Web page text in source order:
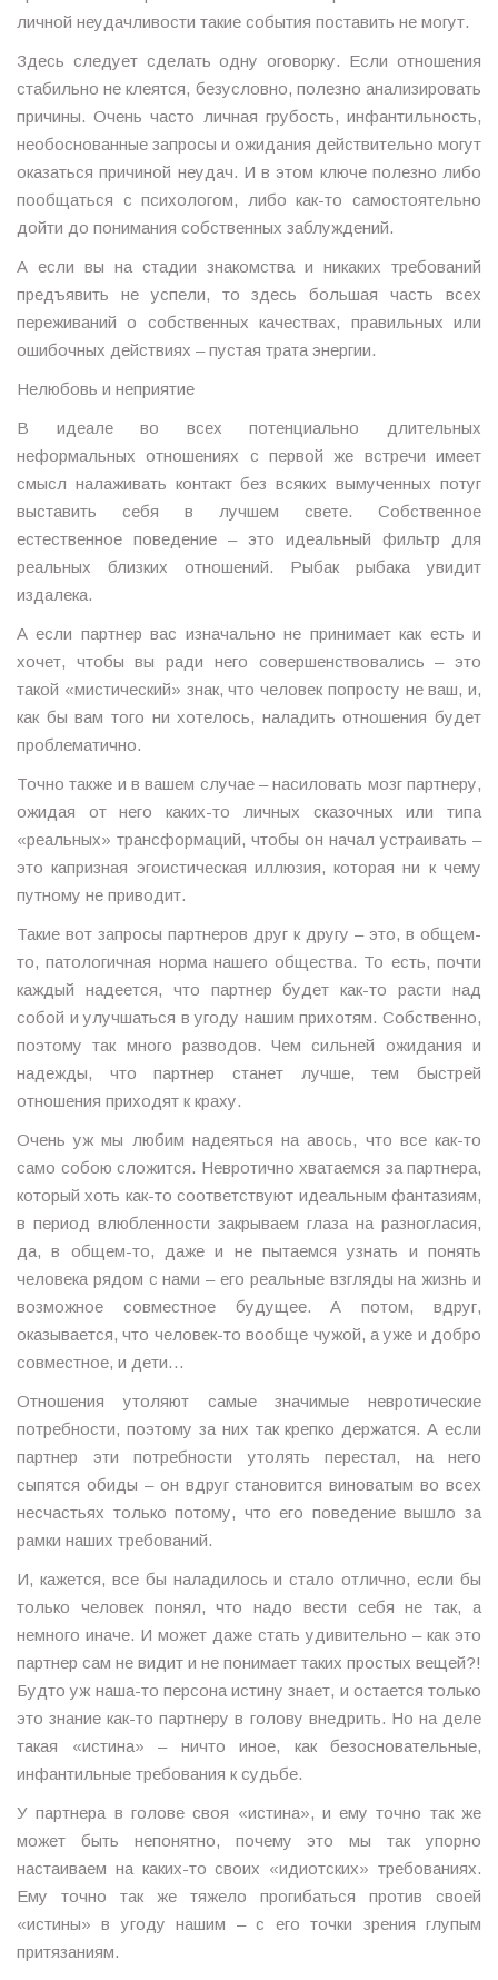
личной неудачливости такие события поставить не могут.
Здесь следует сделать одну оговорку. Если отношения
стабильно не клеятся, безусловно, полезно анализировать
причины. Очень часто личная грубость, инфантильность,
необоснованные запросы и ожидания действительно могут
оказаться причиной неудач. И в этом ключе полезно либо
пообщаться с психологом, либо как-то самостоятельно
дойти до понимания собственных заблуждений.
А если вы на стадии знакомства и никаких требований
предъявить не успели, то здесь большая часть всех
переживаний о собственных качествах, правильных или
ошибочных действиях – пустая трата энергии.
Нелюбовь и неприятие
В идеале во всех потенциально длительных
неформальных отношениях с первой же встречи имеет
смысл налаживать контакт без всяких вымученных потуг
выставить себя в лучшем свете. Собственное
естественное поведение – это идеальный фильтр для
реальных близких отношений. Рыбак рыбака увидит
издалека.
А если партнер вас изначально не принимает как есть и
хочет, чтобы вы ради него совершенствовались – это
такой «мистический» знак, что человек попросту не ваш, и,
как бы вам того ни хотелось, наладить отношения будет
проблематично.
Точно также и в вашем случае – насиловать мозг партнеру,
ожидая от него каких-то личных сказочных или типа
«реальных» трансформаций, чтобы он начал устраивать –
это капризная эгоистическая иллюзия, которая ни к чему
путному не приводит.
Такие вот запросы партнеров друг к другу – это, в общем-
то, патологичная норма нашего общества. То есть, почти
каждый надеется, что партнер будет как-то расти над
собой и улучшаться в угоду нашим прихотям. Собственно,
поэтому так много разводов. Чем сильней ожидания и
надежды, что партнер станет лучше, тем быстрей
отношения приходят к краху.
Очень уж мы любим надеяться на авось, что все как-то
само собою сложится. Невротично хватаемся за партнера,
который хоть как-то соответствуют идеальным фантазиям,
в период влюбленности закрываем глаза на разногласия,
да, в общем-то, даже и не пытаемся узнать и понять
человека рядом с нами – его реальные взгляды на жизнь и
возможное совместное будущее. А потом, вдруг,
оказывается, что человек-то вообще чужой, а уже и добро
совместное, и дети…
Отношения утоляют самые значимые невротические
потребности, поэтому за них так крепко держатся. А если
партнер эти потребности утолять перестал, на него
сыпятся обиды – он вдруг становится виноватым во всех
несчастьях только потому, что его поведение вышло за
рамки наших требований.
И, кажется, все бы наладилось и стало отлично, если бы
только человек понял, что надо вести себя не так, а
немного иначе. И может даже стать удивительно – как это
партнер сам не видит и не понимает таких простых вещей?!
Будто уж наша-то персона истину знает, и остается только
это знание как-то партнеру в голову внедрить. Но на деле
такая «истина» – ничто иное, как безосновательные,
инфантильные требования к судьбе.
У партнера в голове своя «истина», и ему точно так же
может быть непонятно, почему это мы так упорно
настаиваем на каких-то своих «идиотских» требованиях.
Ему точно так же тяжело прогибаться против своей
«истины» в угоду нашим – с его точки зрения глупым
притязаниям.